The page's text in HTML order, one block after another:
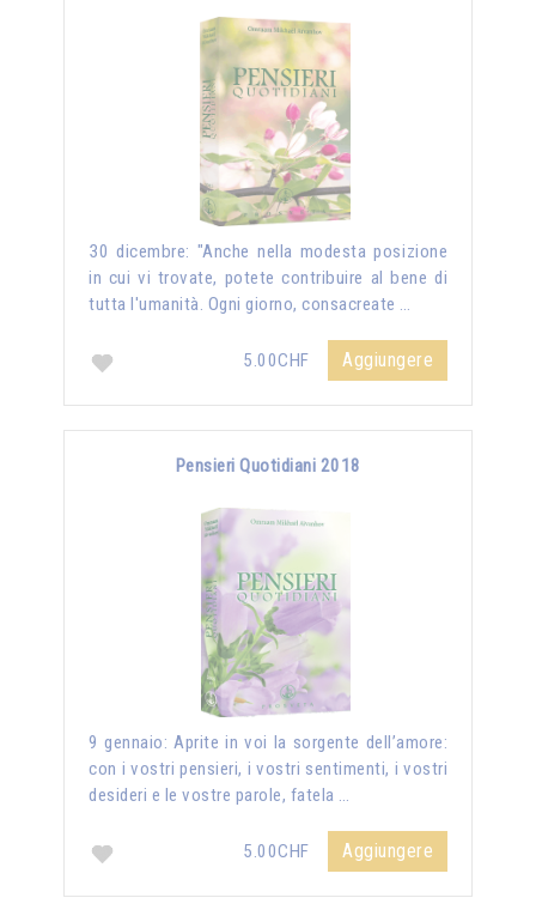
30 dicembre: "Anche nella modesta posizione
in cui vi trovate, potete contribuire al bene di
tutta l'umanità. Ogni giorno, consacreate …
5.00CHF Aggiungere
Pensieri Quotidiani 2018
9 gennaio: Aprite in voi la sorgente dell’amore:
con i vostri pensieri, i vostri sentimenti, i vostri
desideri e le vostre parole, fatela …
5.00CHF Aggiungere